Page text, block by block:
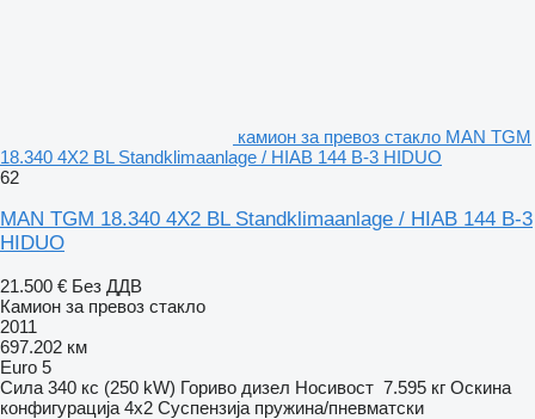
камион за превоз стакло MAN TGM
18.340 4X2 BL Standklimaanlage / HIAB 144 B-3 HIDUO
62
MAN TGM 18.340 4X2 BL Standklimaanlage / HIAB 144 B-3
HIDUO
21.500 € Без ДДВ
Камион за превоз стакло
2011
697.202 км
Euro 5
Сила 340 кс (250 kW) Гориво дизел Носивост 7.595 кг Оскина
конфигурација 4x2 Суспензија пружина/пневматски